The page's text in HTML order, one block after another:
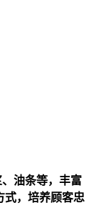
油条等，丰富
式，培养顾客忠